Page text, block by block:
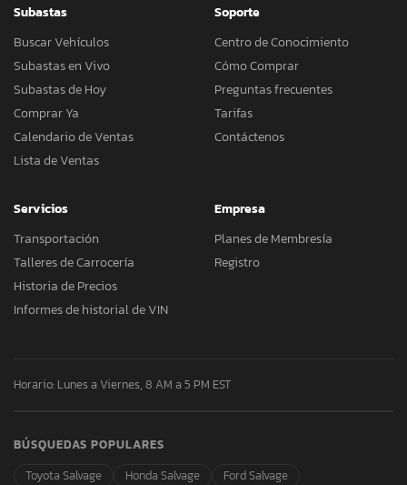
Subastas
Buscar Vehículos
Subastas en Vivo
Subastas de Hoy
Comprar Ya
Calendario de Ventas
Lista de Ventas
Soporte
Centro de Conocimiento
Cómo Comprar
Preguntas frecuentes
Tarifas
Contáctenos
Servicios
Transportación
Talleres de Carrocería
Historia de Precios
Informes de historial de VIN
Empresa
Planes de Membresía
Registro
Horario: Lunes a Viernes, 8 AM a 5 PM EST
BÚSQUEDAS POPULARES
Toyota Salvage
Honda Salvage Ford Salvage